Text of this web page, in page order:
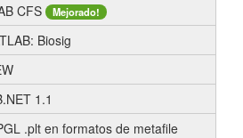
CFS
Mejorado!
Biosig
1.1
.plt en formatos de metafile